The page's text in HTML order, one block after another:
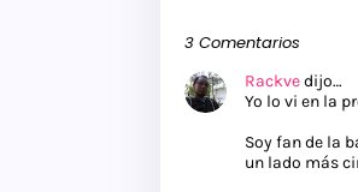
3 Comentarios
Rackvedijo…
Yo lo vi en la
Soy fan de la
un lado más